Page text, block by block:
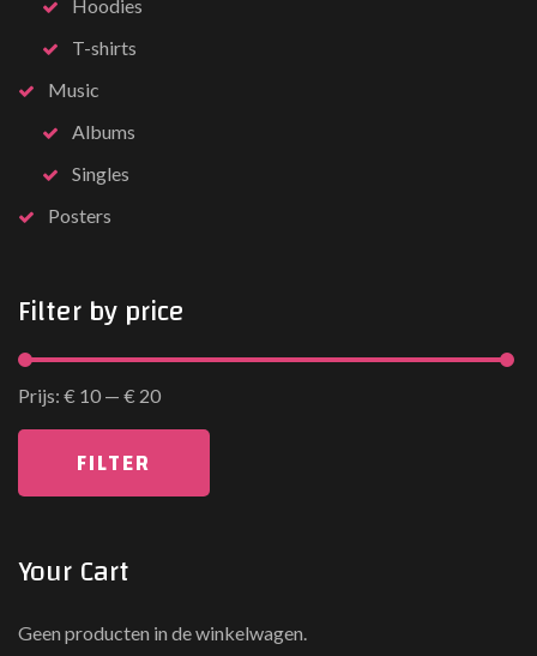
Hoodies
T-shirts
Music
Albums
Singles
Posters
Filterbyprice
M
.
p
j
M
.
p
j
FILTER
Prijs: € 10 — € 20
YourCart
Geen producten in de winkelwagen.